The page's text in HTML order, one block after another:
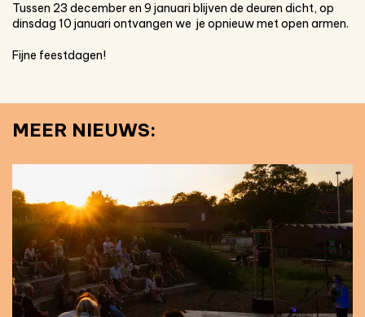
Tussen 23 december en 9 januari blijven de deuren dicht, op
dinsdag 10 januari ontvangen we je opnieuw met open armen.
Fijne feestdagen!
MEER NIEUWS: